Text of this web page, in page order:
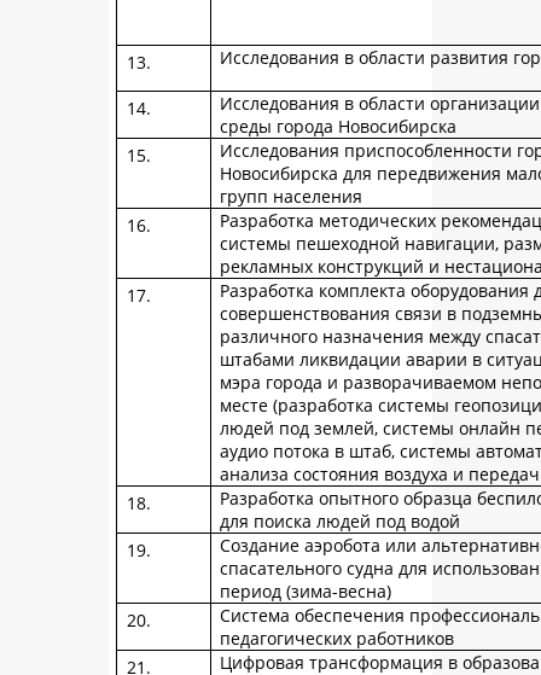
Исследования в области развития
Исследования в области
среды города Новосибирска
Исследования приспособленности
Новосибирска для передвижения
групп населения
Разработка методических
системы пешеходной навигации,
рекламных конструкций и
Разработка комплекта оборудования
совершенствования связи в
различного назначения между
штабами ликвидации аварии в
мэра города и разворачиваемом
месте (разработка системы
людей под землей, системы онлайн
аудио потока в штаб, системы
анализа состояния воздуха и
Разработка опытного образца
для поиска людей под водой
Создание аэробота или
спасательного судна для
период (зима-весна)
Система обеспечения
педагогических работников
Цифровая трансформация в